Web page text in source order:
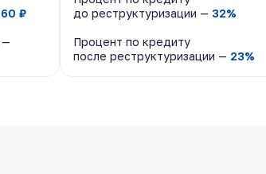
₽
—
до реструктуризации — 32%
Процент по кредиту
после реструктуризации — 23%
₽
—
до реструктуризации — 32%
Процент по кредиту
после реструктуризации — 23%